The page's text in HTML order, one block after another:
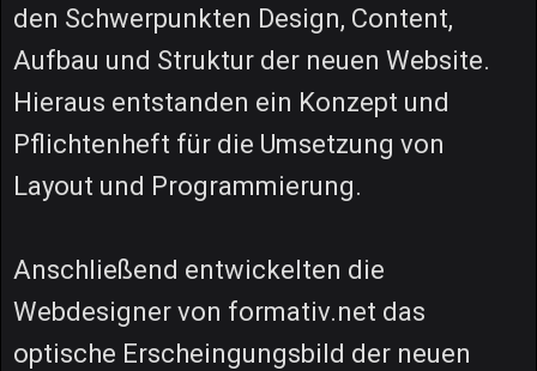
den Schwerpunkten Design, Content,
Aufbau und Struktur der neuen Website.
Hieraus entstanden ein Konzept und
Pflichtenheft für die Umsetzung von
Layout und Programmierung.
Anschließend entwickelten die
Webdesigner von formativ.net das
optische Erscheingungsbild der neuen